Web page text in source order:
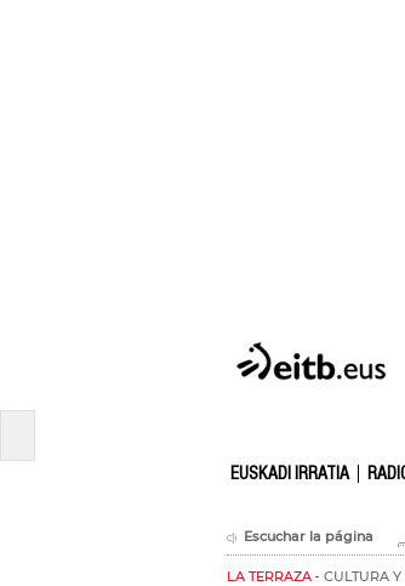
EUSKADI IRRATIA
Escuchar la página
LA TERRAZA CULTURA Y